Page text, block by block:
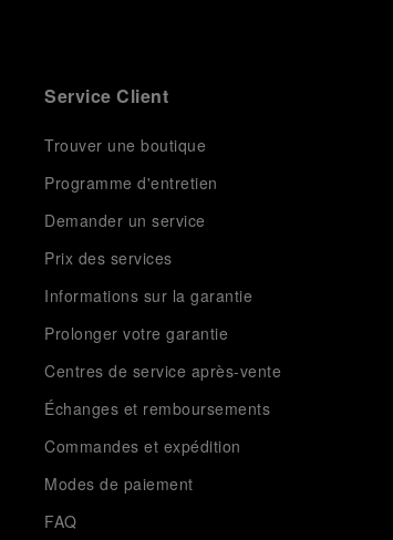
Service Client
Trouver une boutique
Programme d'entretien
Demander un service
Prix des services
Informations sur la garantie
Prolonger votre garantie
Centres de service après-vente
Échanges et remboursements
Commandes et expédition
Modes de paiement
FAQ